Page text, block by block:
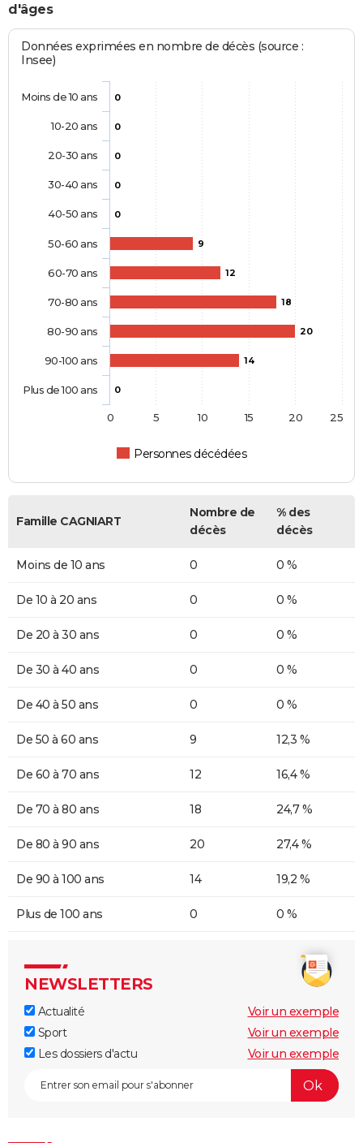
d'âges
Données exprimées en nombre de décès (source :
Insee)
0
0
0
0
0
9
12
18
20
14
0
Personnes décédées
Moins de 10 ans
10-20 ans
20-30 ans
30-40 ans
40-50 ans
50-60 ans
60-70 ans
70-80 ans
80-90 ans
90-100 ans
Plus de 100 ans
0 5 10 15 20 25
Famille CAGNIART
Nombre de
décès
% des
décès
Moins de 10 ans 0 0 %
De 10 à 20 ans 0 0 %
De 20 à 30 ans 0 0 %
De 30 à 40 ans 0 0 %
De 40 à 50 ans 0 0 %
De 50 à 60 ans 9 12,3 %
De 60 à 70 ans 12 16,4 %
De 70 à 80 ans 18 24,7 %
De 80 à 90 ans 20 27,4 %
De 90 à 100 ans 14 19,2 %
Plus de 100 ans 0 0 %
NEWSLETTERS
Actualité
Voir un exemple
Sport
Voir un exemple
Les dossiers d'actu
Voir un exemple